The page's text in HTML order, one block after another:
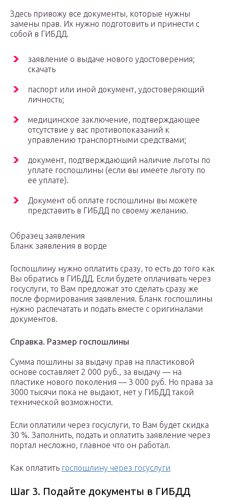
Здесь привожу все документы, которые нужны
замены прав. Их нужно подготовить и принести с
собой в ГИБДД.
заявление о выдаче нового удостоверения;
скачать
паспорт или иной документ, удостоверяющий
личность;
медицинское заключение, подтверждающее
отсутствие у вас противопоказаний к
управлению транспортными средствами;
документ, подтверждающий наличие льготы по
уплате госпошлины (если вы имеете льготу по
ее уплате).
Документ об оплате госпошлины вы можете
представить в ГИБДД по своему желанию.
Образец заявления
Бланк заявления в ворде
Госпошлину нужно оплатить сразу, то есть до того как
Вы обратись в ГИБДД. Если будете оплачивать через
госуслуги, то Вам предложат это сделать сразу же
после формирования заявления. Бланк госпошлины
нужно распечатать и подать вместе с оригиналами
документов.
Справка. Размер госпошлины
Сумма пошлины за выдачу прав на пластиковой
основе составляет 2 000 руб., за выдачу — на
пластике нового поколения — 3 000 руб. Но права за
3000 тысячи пока не выдают, нет у ГИБДД такой
технической возможности.
Если оплатили через госуслуги, то Вам будет скидка
30 %. Заполнить, подать и оплатить заявление через
портал несложно, главное что он работал.
Как оплатить госпошлину через госуслуги
Шаг 3. Подайте документы в ГИБДД